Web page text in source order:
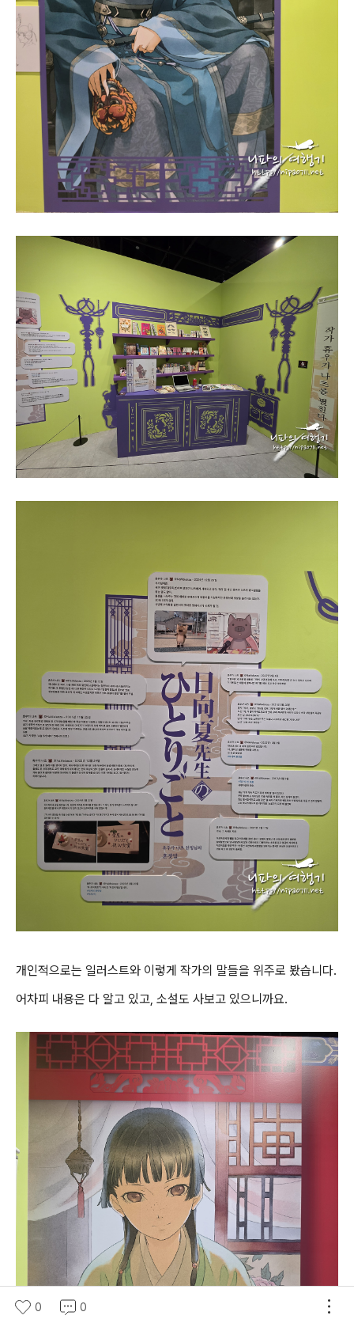
개인적으로는 일러스트와 이렇게 작가의 말들을 위주로 봤습니다.
어차피 내용은 다 알고 있고, 소설도 사보고 있으니까요.
0 0